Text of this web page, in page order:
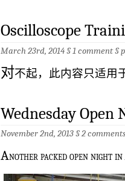
Oscilloscope
March 23rd, 2014 §1 comment§
对不起，此内容只适用
Wednesday Open
November 2nd, 2013 §2 comments
Another packed open night